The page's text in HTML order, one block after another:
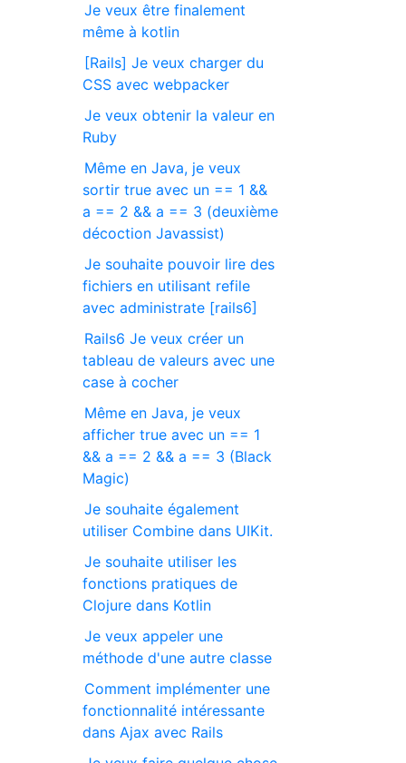
Je veux être finalement
même à kotlin
[Rails] Je veux charger du
CSS avec webpacker
Je veux obtenir la valeur en
Ruby
Même en Java, je veux
sortir true avec un == 1 &&
a == 2 && a == 3 (deuxième
décoction Javassist)
Je souhaite pouvoir lire des
fichiers en utilisant refile
avec administrate [rails6]
Rails6 Je veux créer un
tableau de valeurs avec une
case à cocher
Même en Java, je veux
afficher true avec un == 1
&& a == 2 && a == 3 (Black
Magic)
Je souhaite également
utiliser Combine dans UIKit.
Je souhaite utiliser les
fonctions pratiques de
Clojure dans Kotlin
Je veux appeler une
méthode d'une autre classe
Comment implémenter une
fonctionnalité intéressante
dans Ajax avec Rails